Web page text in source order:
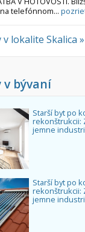
telefónnom...
lokalite Skalica
v bývaní
Starší byt po
rekonštrukcii:
jemne
Starší byt po
rekonštrukcii:
jemne